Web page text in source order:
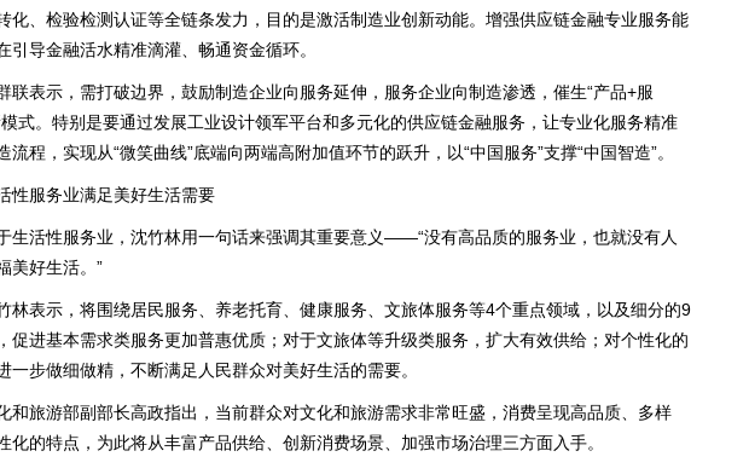
化、检验检测认证等全链条发力，目的是激活制造业创新动能。增强供应链金融专业服务能
引导金融活水精准滴灌、畅通资金循环。
联表示，需打破边界，鼓励制造企业向服务延伸，服务企业向制造渗透，催生“产品+服
模式。特别是要通过发展工业设计领军平台和多元化的供应链金融服务，让专业化服务精准
流程，实现从“微笑曲线”底端向两端高附加值环节的跃升，以“中国服务”支撑“中国智造”。
性服务业满足美好生活需要
生活性服务业，沈竹林用一句话来强调其重要意义——“没有高品质的服务业，也就没有人
美好生活。”
林表示，将围绕居民服务、养老托育、健康服务、文旅体服务等4个重点领域，以及细分的9
促进基本需求类服务更加普惠优质；对于文旅体等升级类服务，扩大有效供给；对个性化的
一步做细做精，不断满足人民群众对美好生活的需要。
和旅游部副部长高政指出，当前群众对文化和旅游需求非常旺盛，消费呈现高品质、多样
化的特点，为此将从丰富产品供给、创新消费场景、加强市场治理三方面入手。